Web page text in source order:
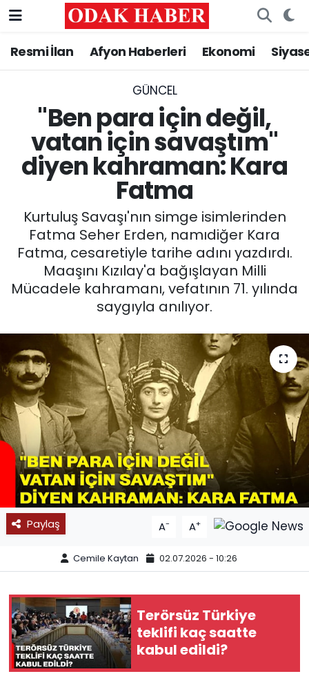
Resmi İlan Afyon Haberleri Ekonomi
GÜNCEL
"Ben para için değil,
vatan için savaştım"
diyen kahraman: Kara
Fatma
Kurtuluş Savaşı'nın simge isimlerinden
Fatma Seher Erden, namıdiğer Kara
Fatma, cesaretiyle tarihe adını yazdırdı.
Maaşını Kızılay'a bağışlayan Milli
Mücadele kahramanı, vefatının 71. yılında
saygıyla anılıyor.
Paylaş A- A+
Cemile Kaytan 02.07.2026 - 10:26
Terörsüz Türkiye
teklifi kaç saatte
kabul edildi?
AFYONKARAHİSAR HABERLERİ
ASAYİŞ
GÜNCEL
EĞİTİM
MAGAZİN
SAĞLIK
SPOR
11:11 MANŞET
Nöbetçi Eczaneler
Trafik Durumu
Süper Lig Puan Durumu ve Fikstür
Tüm Manşetler
Son Dakika Haberleri
Haber Arşivi